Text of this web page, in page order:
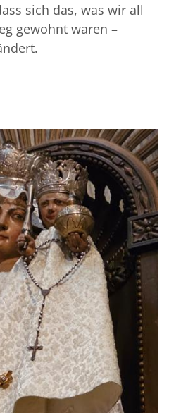
sich das, was wir all
gewohnt waren –